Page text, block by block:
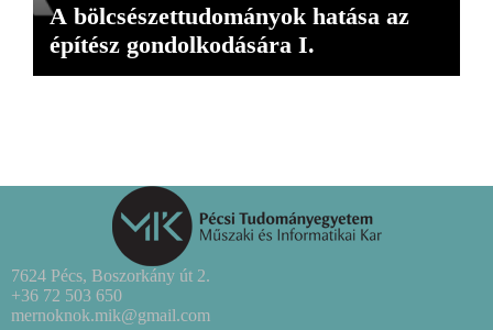
A bölcsészettudományok hatása az
építész gondolkodására I.
7624 Pécs, Boszorkány út 2.
+36 72 503 650
mernoknok.mik@gmail.com